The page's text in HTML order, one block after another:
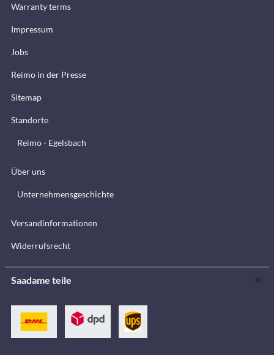
Warranty terms
Impressum
Jobs
Reimo in der Presse
Sitemap
Standorte
Reimo - Egelsbach
Über uns
Unternehmensgeschichte
Versandinformationen
Widerrufsrecht
Saadame teile